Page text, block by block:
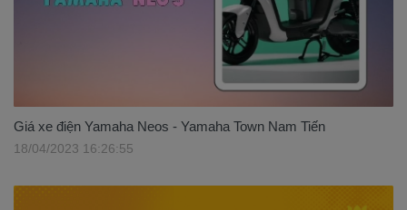
Giá xe điện Yamaha Neos - Yamaha Town Nam Tiến
18/04/2023 16:26:55